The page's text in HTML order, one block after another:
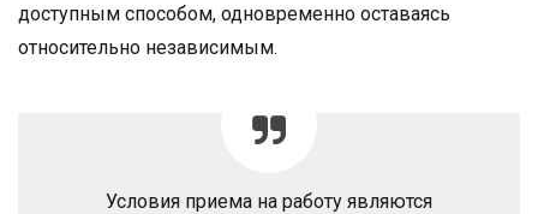
доступным способом, одновременно оставаясь
относительно независимым.
Условия приема на работу являются